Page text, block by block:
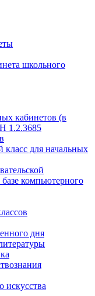
школьного
кабинетов (в
1.2.3685
для начальных
базе компьютерного
дня
искусства